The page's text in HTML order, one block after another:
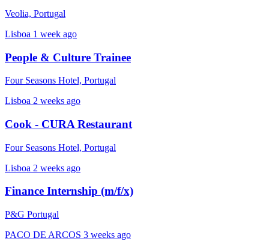
Veolia, Portugal
Lisboa 1 week ago
People & Culture Trainee
Four Seasons Hotel, Portugal
Lisboa 2 weeks ago
Cook - CURA Restaurant
Four Seasons Hotel, Portugal
Lisboa 2 weeks ago
Finance Internship (m/f/x)
P&G Portugal
PACO DE ARCOS 3 weeks ago